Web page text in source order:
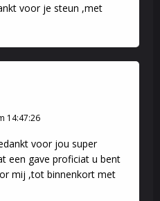
voor je steun ,met
14:47:26
voor jou super
een gave proficiat u bent
mij ,tot binnenkort met